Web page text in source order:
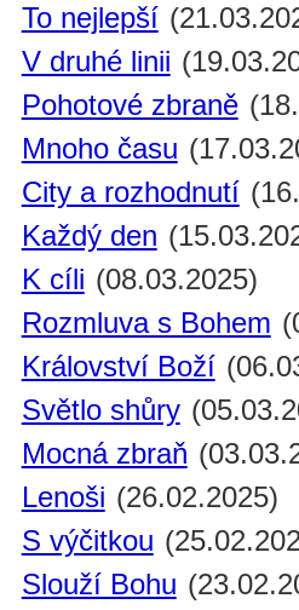
To nejlepší
V druhé linii
Pohotové zbraně
Mnoho času
City a rozhodnutí
Každý den
K cíli (08.03.2025)
Rozmluva s Bohem
Království Boží
Světlo shůry
Mocná zbraň
Lenoši (26.02.2025)
S výčitkou
Slouží Bohu